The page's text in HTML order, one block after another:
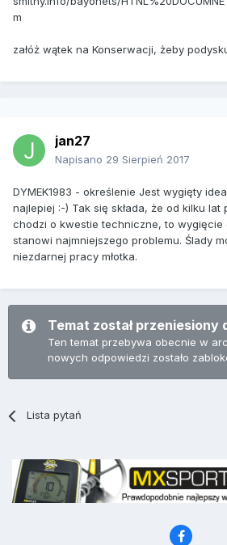
m
załóż wątek na Konserwacji, żeby
jan27
Napisano 29 Sierpień 2017
DYMEK1983 - określenie Jest wygięty
najlepiej :-) Tak się składa, że od kilku lat
chodzi o kwestie techniczne, to wygięcie
stanowi najmniejszego problemu. Ślady
niezdarnej pracy młotka.
Temat został przeniesiony
Ten temat przebywa obecnie w
nowych odpowiedzi zostało
Lista pytań